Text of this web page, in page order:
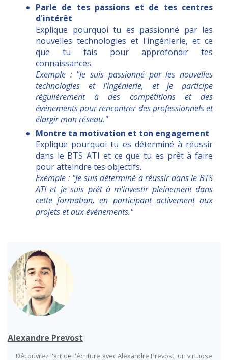
Parle de tes passions et de tes centres
d'intérêt
Explique pourquoi tu es passionné par les
nouvelles technologies et l'ingénierie, et ce
que tu fais pour approfondir tes
connaissances.
Exemple : "Je suis passionné par les nouvelles
technologies et l'ingénierie, et je participe
régulièrement à des compétitions et des
événements pour rencontrer des professionnels et
élargir mon réseau."
Montre ta motivation et ton engagement
Explique pourquoi tu es déterminé à réussir
dans le BTS ATI et ce que tu es prêt à faire
pour atteindre tes objectifs.
Exemple : "Je suis déterminé à réussir dans le BTS
ATI et je suis prêt à m'investir pleinement dans
cette formation, en participant activement aux
projets et aux événements."
Alexandre Prevost
Découvrez l'art de l'écriture avec Alexandre Prevost, un virtuose